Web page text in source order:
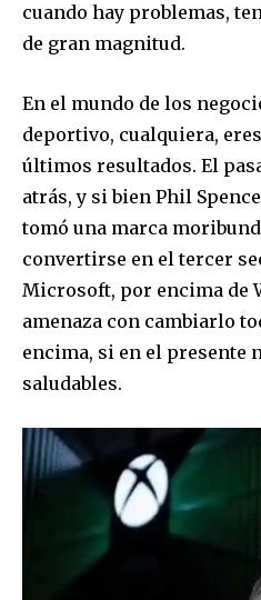
cuando hay problemas,
de gran magnitud.
En el mundo de los
deportivo, cualquiera,
últimos resultados. El
atrás, y si bien Phil
tomó una marca
convertirse en el tercer
Microsoft, por encima de
amenaza con cambiarlo
encima, si en el presente
saludables.